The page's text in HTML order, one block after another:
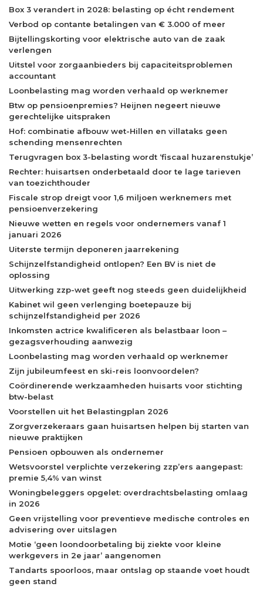
Box 3 verandert in 2028: belasting op écht rendement
Verbod op contante betalingen van € 3.000 of meer
Bijtellingskorting voor elektrische auto van de zaak
verlengen
Uitstel voor zorgaanbieders bij capaciteitsproblemen
accountant
Loonbelasting mag worden verhaald op werknemer
Btw op pensioenpremies? Heijnen negeert nieuwe
gerechtelijke uitspraken
Hof: combinatie afbouw wet-Hillen en villataks geen
schending mensenrechten
Terugvragen box 3-belasting wordt ‘fiscaal huzarenstukje’
Rechter: huisartsen onderbetaald door te lage tarieven
van toezichthouder
Fiscale strop dreigt voor 1,6 miljoen werknemers met
pensioenverzekering
Nieuwe wetten en regels voor ondernemers vanaf 1
januari 2026
Uiterste termijn deponeren jaarrekening
Schijnzelfstandigheid ontlopen? Een BV is niet de
oplossing
Uitwerking zzp-wet geeft nog steeds geen duidelijkheid
Kabinet wil geen verlenging boetepauze bij
schijnzelfstandigheid per 2026
Inkomsten actrice kwalificeren als belastbaar loon –
gezagsverhouding aanwezig
Loonbelasting mag worden verhaald op werknemer
Zijn jubileumfeest en ski-reis loonvoordelen?
Coördinerende werkzaamheden huisarts voor stichting
btw-belast
Voorstellen uit het Belastingplan 2026
Zorgverzekeraars gaan huisartsen helpen bij starten van
nieuwe praktijken
Pensioen opbouwen als ondernemer
Wetsvoorstel verplichte verzekering zzp’ers aangepast:
premie 5,4% van winst
Woningbeleggers opgelet: overdrachtsbelasting omlaag
in 2026
Geen vrijstelling voor preventieve medische controles en
advisering over uitslagen
Motie ‘geen loondoorbetaling bij ziekte voor kleine
werkgevers in 2e jaar’ aangenomen
Tandarts spoorloos, maar ontslag op staande voet houdt
geen stand